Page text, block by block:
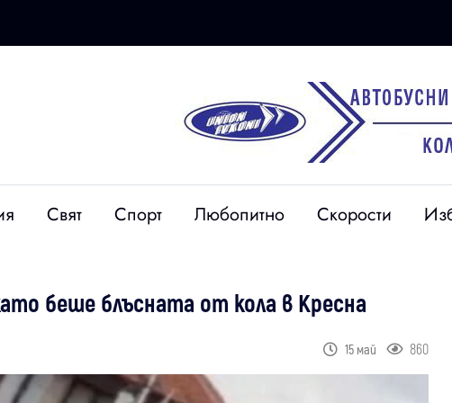
Свят Спорт Любопитно Скорости
беше блъсната от кола в Кресна
15 май 860